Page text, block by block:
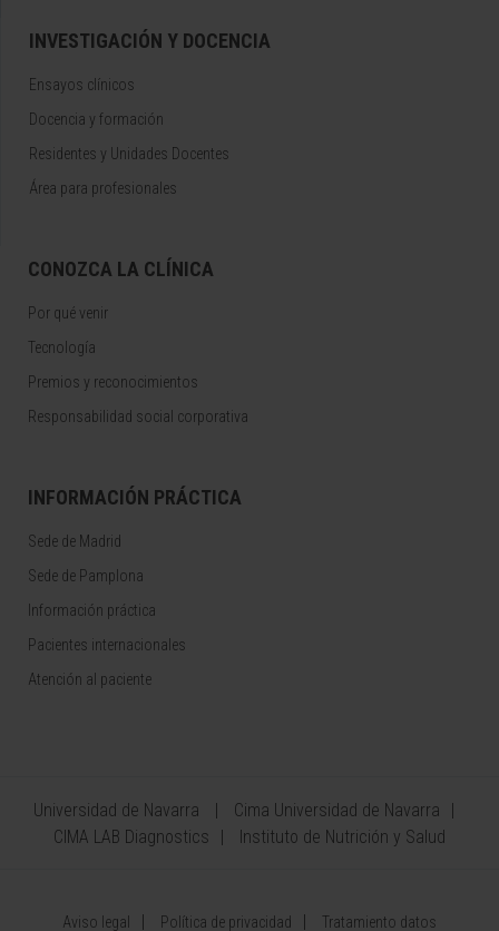
INVESTIGACIÓN Y DOCENCIA
Ensayos clínicos
Docencia y formación
Residentes y Unidades Docentes
Área para profesionales
CONOZCA LA CLÍNICA
Por qué venir
Tecnología
Premios y reconocimientos
Responsabilidad social corporativa
INFORMACIÓN PRÁCTICA
Sede de Madrid
Sede de Pamplona
Información práctica
Pacientes internacionales
Atención al paciente
Universidad de Navarra
Cima Universidad de Navarra
CIMA LAB Diagnostics
Instituto de Nutrición y Salud
Aviso legal Política de privacidad Tratamiento datos